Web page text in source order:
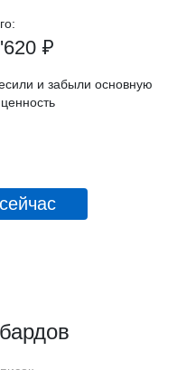
и забыли основную
₽